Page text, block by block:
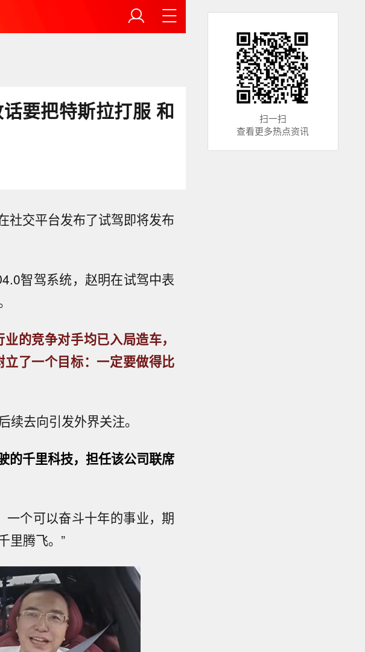
要把特斯拉打服 和
社交平台发布了试驾即将发布
智驾系统，赵明在试驾中表
的竞争对手均已入局造车，
了一个目标：一定要做得比
去向引发外界关注。
的千里科技，担任该公司联席
一个可以奋斗十年的事业，期
里腾飞。”
扫一扫
查看更多热点资讯